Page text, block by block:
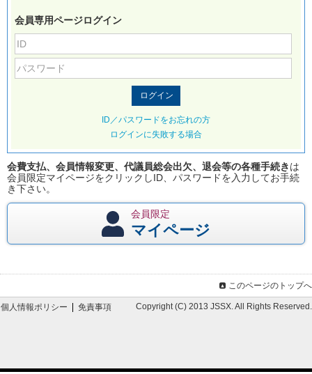
会員専用ページログイン
ID／パスワードをお忘れの方
ログインに失敗する場合
会費支払、会員情報変更、代議員総会出欠、退会等の各種手続きは
会員限定マイページをクリックしID、パスワードを入力してお手続
き下さい。
会員限定
マイページ
このページのトップへ
個人情報ポリシー 免責事項 Copyright (C) 2013 JSSX. All Rights Reserved.